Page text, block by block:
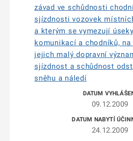
závad ve schůdnosti
sjízdnosti vozovek
a kterým se vymezují
komunikací a chodníků,
jejich malý dopravní
sjízdnost a schůdnost
sněhu a náledí
09.12.2009
24.12.2009